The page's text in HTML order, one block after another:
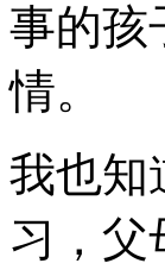
事的孩
情。
我也知
习，父